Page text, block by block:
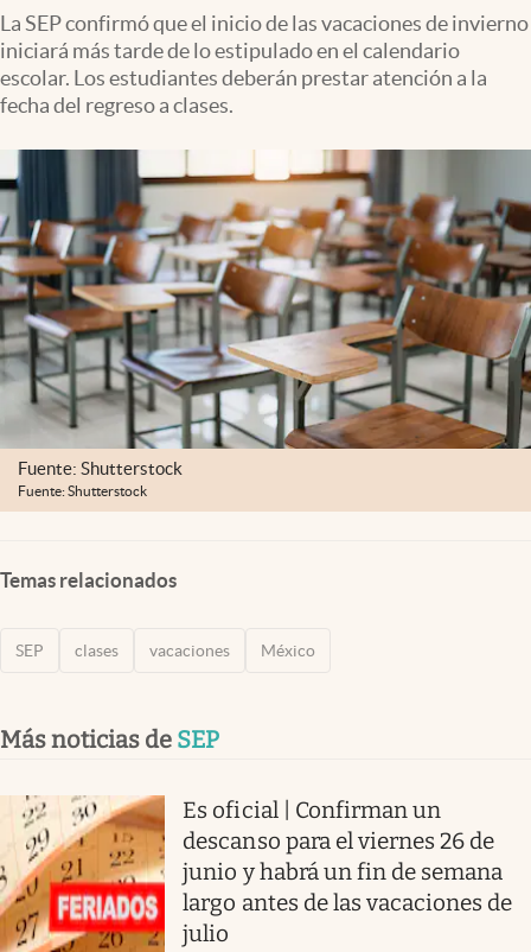
Tv
Clima
abre en nueva pestaña
México
La SEP confirmó que el inicio de las vacaciones de invierno
iniciará más tarde de lo estipulado en el calendario
escolar. Los estudiantes deberán prestar atención a la
fecha del regreso a clases.
Fuente: Shutterstock
Fuente: Shutterstock
Temas relacionados
SEP clases vacaciones México
Más noticias de SEP
Es oficial | Confirman un
descanso para el viernes 26 de
junio y habrá un fin de semana
largo antes de las vacaciones de
julio